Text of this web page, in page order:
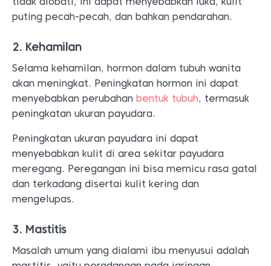
Peningkatan ukuran payudara ini dapat
meregang. Peregangan ini bisa memicu rasa gatal
dan terkadang disertai kulit kering dan
mengelupas.
3. Mastitis
mastitis, yaitu peradangan pada jaringan
payudara. Kondisi ini terjadi karena tersumbatnya
saluran susu atau jaringan payudara yang telah
terinfeksi bakteri.
bengkak, dan merah disertai rasa sakit atau perih,
terutama saat menyusui.